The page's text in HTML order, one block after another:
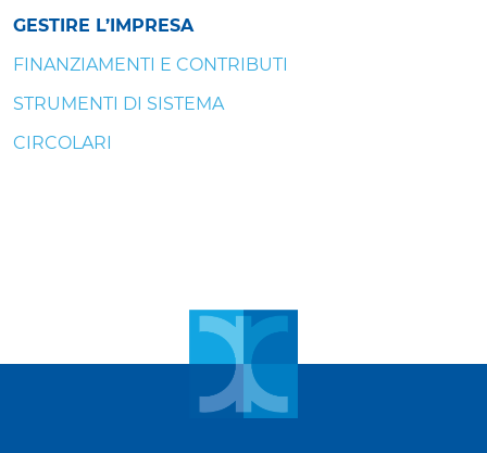
GESTIRE L’IMPRESA
FINANZIAMENTI E CONTRIBUTI
STRUMENTI DI SISTEMA
CIRCOLARI